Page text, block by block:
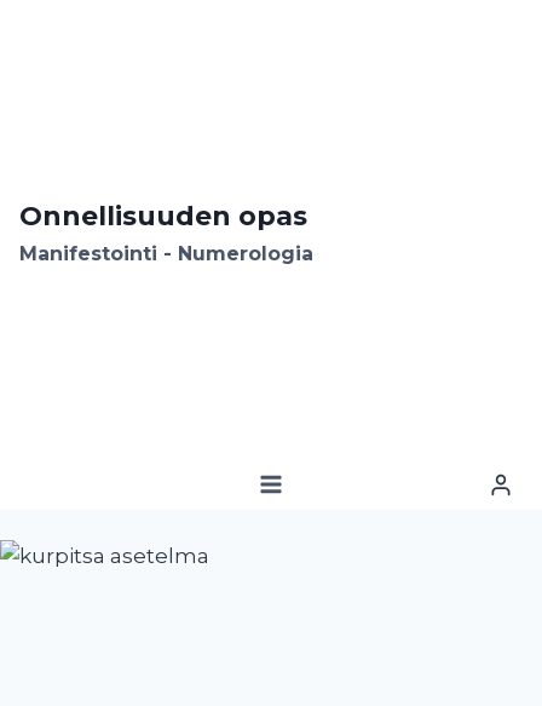
Onnellisuuden opas
Manifestointi - Numerologia